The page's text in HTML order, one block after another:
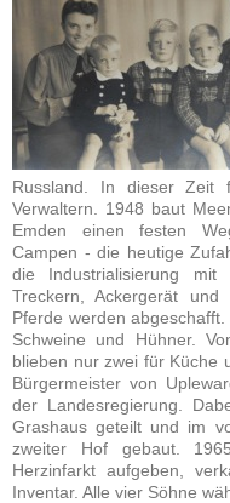
Russland. In dieser
Verwaltern. 1948 baut
Emden einen festen
Campen - die heutige
die Industrialisierung mit
Treckern, Ackergerät
Pferde werden
Schweine und Hühner.
blieben nur zwei für Küche
Bürgermeister von
der Landesregierung.
Grashaus geteilt und im
zweiter Hof gebaut.
Herzinfarkt aufgeben,
Inventar. Alle vier Söhne